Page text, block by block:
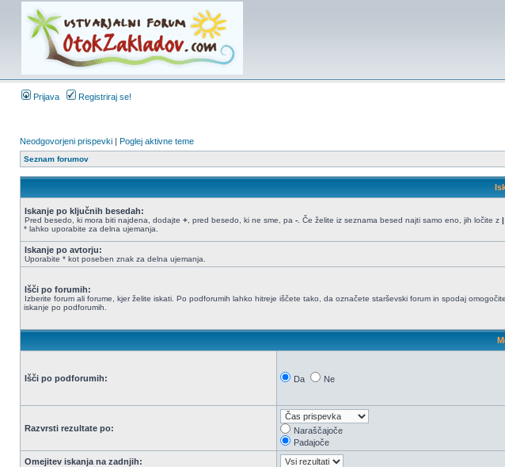
Prijava Registriraj se!
Neodgovorjeni prispevki | Poglej aktivne teme
Seznam forumov
Iskanje po ključnih besedah:
Pred besedo, ki mora biti najdena, dodajte + , pred besedo, ki ne sme, pa - . Če želite iz seznama besed najti samo eno, jih ločite z |
* lahko uporabite za delna ujemanja.
Iskanje po avtorju:
Uporabite * kot poseben znak za delna ujemanja.
Išči po forumih:
Izberite forum ali forume, kjer želite iskati. Po podforumih lahko hitreje iščete tako, da označete starševski forum in spodaj omogočite
iskanje po podforumih.
Išči po podforumih: Da Ne
Razvrsti rezultate po:
Naraščajoče
Padajoče
Omejitev iskanja na zadnjih: